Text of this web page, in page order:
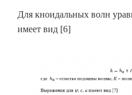
Для кноидальных волн
имеет вид [6]